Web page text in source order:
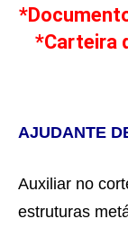
*Carteira
AJUDANTE
Auxiliar no
estruturas